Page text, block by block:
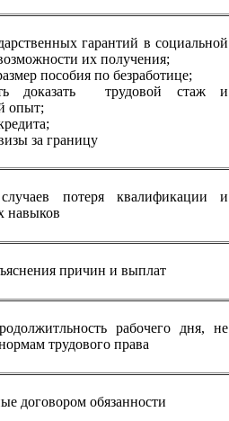
гарантий в социальной
их получения;
пособия по безработице;
доказать трудовой стаж и
опыт;
за границу
потеря квалификации и
навыков
причин и выплат
рабочего дня, не
трудового права
договором обязанности